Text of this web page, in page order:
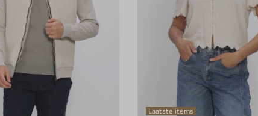
Laatste items